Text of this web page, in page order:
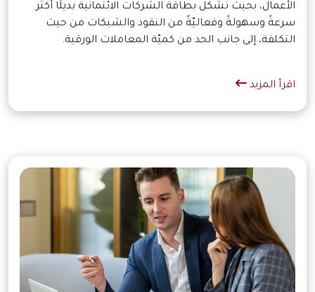
الأعمال، بحيث تشكِّل بطاقة الشركات الائتمانية بديلًا أكثر
سرعةً وسهولةً وفعاليّةً من النقود والشيكات من حيث
التكلفة، إلى جانب الحد من كميّة المعاملات الورقية.
اقرأ المزيد